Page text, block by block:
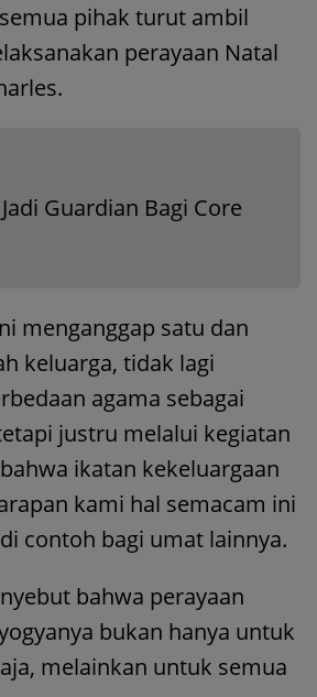
pihak turut ambil
perayaan Natal
Guardian Bagi Core
menganggap satu dan
keluarga, tidak lagi
agama sebagai
justru melalui kegiatan
ikatan kekeluargaan
kami hal semacam ini
contoh bagi umat lainnya.
bahwa perayaan
bukan hanya untuk
melainkan untuk semua